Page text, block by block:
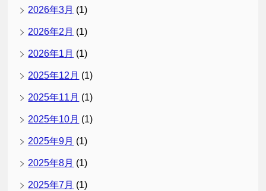
2026年3月 (1)
2026年2月 (1)
2026年1月 (1)
2025年12月 (1)
2025年11月 (1)
2025年10月 (1)
2025年9月 (1)
2025年8月 (1)
2025年7月 (1)